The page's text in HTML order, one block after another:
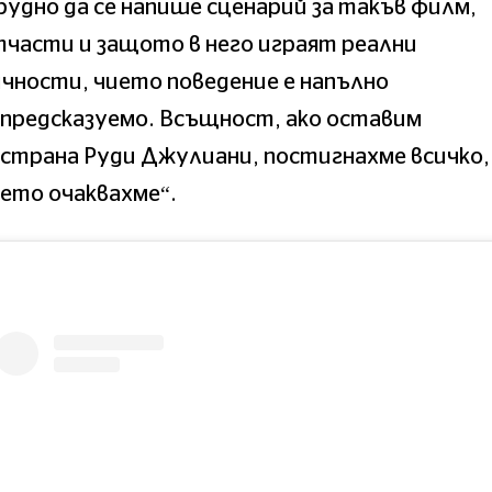
да се напише сценарий за такъв филм,
и защото в него играят реални
чието поведение е напълно
Всъщност, ако оставим
Руди Джулиани, постигнахме всичко,
очаквахме“.